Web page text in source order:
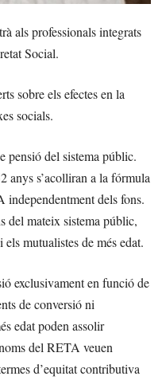
als professionals integrats
Social.
sobre els efectes en la
socials.
pensió del sistema públic.
anys s’acolliran a la fórmula
independentment dels fons.
del mateix sistema públic,
mutualistes de més edat.
exclusivament en funció de
de conversió ni
edat poden assolir
del RETA veuen
d’equitat contributiva